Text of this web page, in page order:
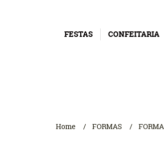
FESTAS CONFEITARIA
Home FORMAS